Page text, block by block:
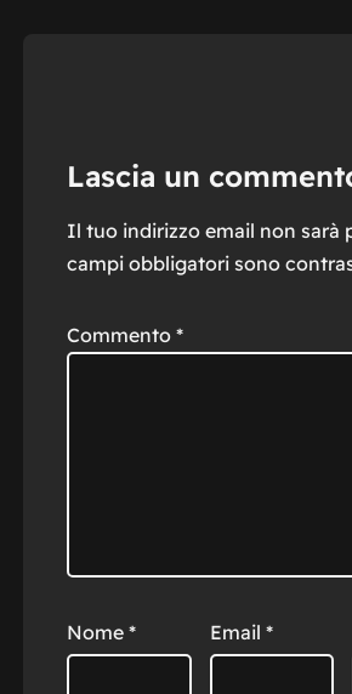
Lascia un
Il tuo indirizzo email non sarà
campi obbligatori sono
Commento *
Nome * Email *